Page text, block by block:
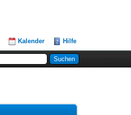
Kalender Hilfe